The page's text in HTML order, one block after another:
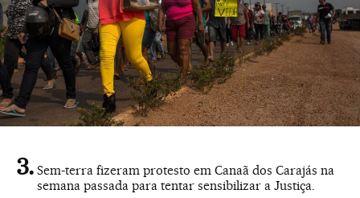
Sem-terra fizeram protesto em Canaã dos Carajás na
semana passada para tentar sensibilizar a Justiça.